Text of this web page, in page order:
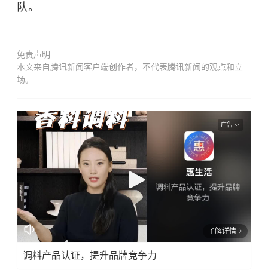
队。
免责声明
本文来自腾讯新闻客户端创作者，不代表腾讯新闻的观点和立
场。
广告
了解详情
调料产品认证，提升品牌竞争力